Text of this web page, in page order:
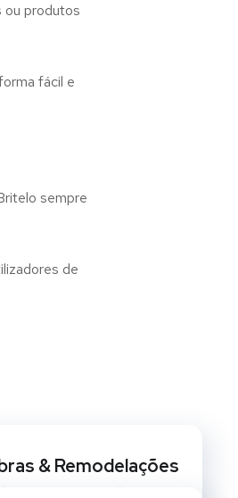
ou produtos
fácil e
sempre
de
& Remodelações